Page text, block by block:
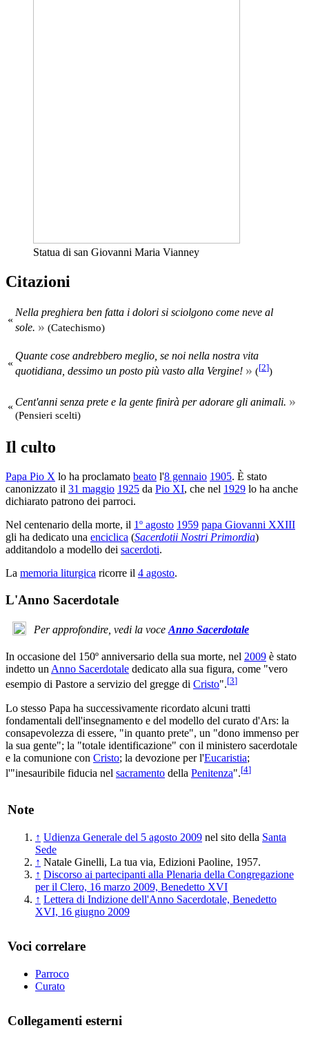
Statua di san Giovanni Maria Vianney
Citazioni
«
Nella preghiera ben fatta i dolori si sciolgono come neve al
sole. » (Catechismo)
«
Quante cose andrebbero meglio, se noi nella nostra vita
quotidiana, dessimo un posto più vasto alla Vergine! » ([2])
« Cent'anni senza prete e la gente finirà per adorare gli animali. »
(Pensieri scelti)
Il culto
Papa Pio X lo ha proclamato beato l'8 gennaio 1905. È stato
canonizzato il 31 maggio 1925 da Pio XI, che nel 1929 lo ha anche
dichiarato patrono dei parroci.
Nel centenario della morte, il 1º agosto 1959 papa Giovanni XXIII
gli ha dedicato una enciclica (Sacerdotii Nostri Primordia)
additandolo a modello dei sacerdoti.
La memoria liturgica ricorre il 4 agosto.
L'Anno Sacerdotale
Per approfondire, vedi la voce Anno Sacerdotale
In occasione del 150º anniversario della sua morte, nel 2009 è stato
indetto un Anno Sacerdotale dedicato alla sua figura, come "vero
esempio di Pastore a servizio del gregge di Cristo".[3]
Lo stesso Papa ha successivamente ricordato alcuni tratti
fondamentali dell'insegnamento e del modello del curato d'Ars: la
consapevolezza di essere, "in quanto prete", un "dono immenso per
la sua gente"; la "totale identificazione" con il ministero sacerdotale
e la comunione con Cristo; la devozione per l'Eucaristia;
l'"inesauribile fiducia nel sacramento della Penitenza".[4]
Note
↑ Udienza Generale del 5 agosto 2009 nel sito della Santa
Sede
↑ Natale Ginelli, La tua via, Edizioni Paoline, 1957.
↑ Discorso ai partecipanti alla Plenaria della Congregazione
per il Clero, 16 marzo 2009, Benedetto XVI
↑ Lettera di Indizione dell'Anno Sacerdotale, Benedetto
XVI, 16 giugno 2009
Voci correlare
Parroco
Curato
Collegamenti esterni